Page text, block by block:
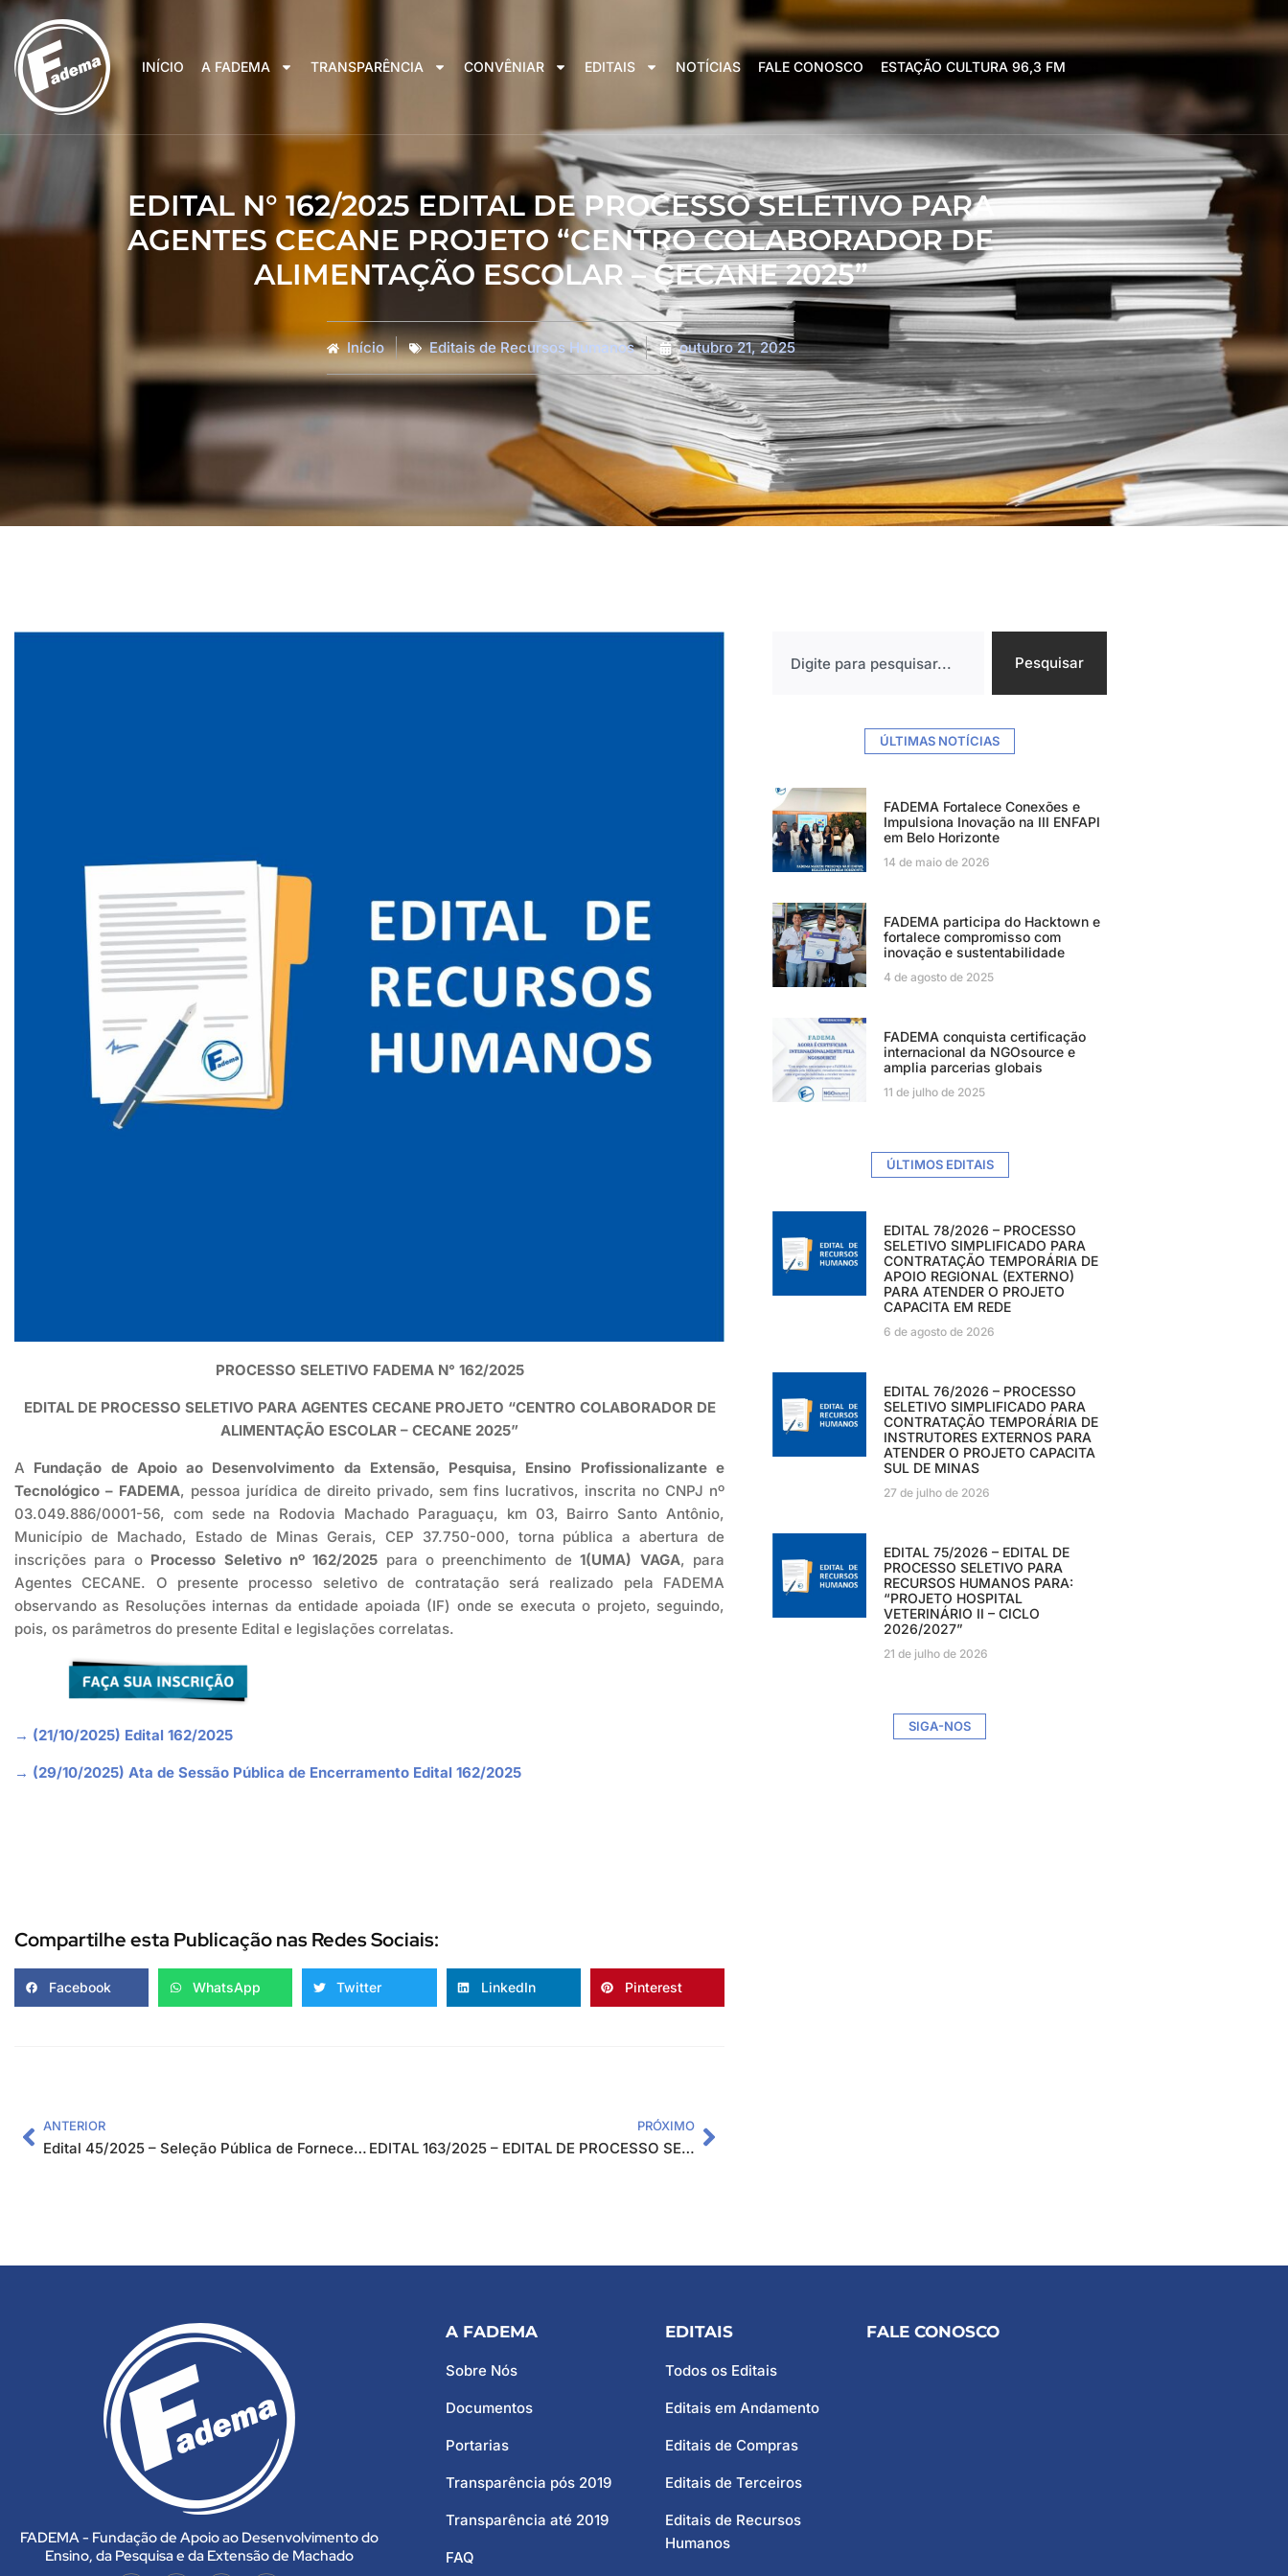
INÍCIO A FADEMA TRANSPARÊNCIA CONVÊNIAR EDITAIS NOTÍCIAS FALE CONOSCO ESTAÇÃO CULTURA 96,3 FM
EDITAL N° 162/2025 EDITAL DE PROCESSO SELETIVO PARA
AGENTES CECANE PROJETO “CENTRO COLABORADOR DE
ALIMENTAÇÃO ESCOLAR – CECANE 2025”
Início Editais de Recursos Humanos outubro 21, 2025
PROCESSO SELETIVO FADEMA N° 162/2025
EDITAL DE PROCESSO SELETIVO PARA AGENTES CECANE PROJETO “CENTRO COLABORADOR DE
ALIMENTAÇÃO ESCOLAR – CECANE 2025”
A Fundação de Apoio ao Desenvolvimento da Extensão, Pesquisa, Ensino Profissionalizante e
Tecnológico – FADEMA, pessoa jurídica de direito privado, sem fins lucrativos, inscrita no CNPJ nº
03.049.886/0001-56, com sede na Rodovia Machado Paraguaçu, km 03, Bairro Santo Antônio,
Município de Machado, Estado de Minas Gerais, CEP 37.750-000, torna pública a abertura de
inscrições para o Processo Seletivo nº 162/2025 para o preenchimento de1(UMA) VAGA, para
Agentes CECANE. O presente processo seletivo de contratação será realizado pela FADEMA
observando as Resoluções internas da entidade apoiada (IF) onde se executa o projeto, seguindo,
pois, os parâmetros do presente Edital e legislações correlatas.
→ (21/10/2025) Edital 162/2025
→ (29/10/2025) Ata de Sessão Pública de Encerramento Edital 162/2025
Compartilhe esta Publicação nas Redes Sociais:
Facebook WhatsApp Twitter LinkedIn Pinterest
ANTERIOR
Edital 45/2025 – Seleção Pública de Fornecedores
PRÓXIMO
EDITAL 163/2025 – EDITAL DE PROCESSO SELETIVO SIMPLIFICADO PARA CONTRATAÇÃO TEMPORÁRIA DE APOIO REGIONAL (EXTERNO) PARA ATENDER O PROJETO CAPACITA EM REDE
Pesquisar
ÚLTIMAS NOTÍCIAS
FADEMA Fortalece Conexões e
Impulsiona Inovação na III ENFAPI
em Belo Horizonte
14 de maio de 2026
FADEMA participa do Hacktown e
fortalece compromisso com
inovação e sustentabilidade
4 de agosto de 2025
FADEMA conquista certificação
internacional da NGOsource e
amplia parcerias globais
11 de julho de 2025
ÚLTIMOS EDITAIS
EDITAL 78/2026 – PROCESSO
SELETIVO SIMPLIFICADO PARA
CONTRATAÇÃO TEMPORÁRIA DE
APOIO REGIONAL (EXTERNO)
PARA ATENDER O PROJETO
CAPACITA EM REDE
6 de agosto de 2026
EDITAL 76/2026 – PROCESSO
SELETIVO SIMPLIFICADO PARA
CONTRATAÇÃO TEMPORÁRIA DE
INSTRUTORES EXTERNOS PARA
ATENDER O PROJETO CAPACITA
SUL DE MINAS
27 de julho de 2026
EDITAL 75/2026 – EDITAL DE
PROCESSO SELETIVO PARA
RECURSOS HUMANOS PARA:
“PROJETO HOSPITAL
VETERINÁRIO II – CICLO
2026/2027”
21 de julho de 2026
SIGA-NOS
FADEMA - Fundação de Apoio ao Desenvolvimento do
Ensino, da Pesquisa e da Extensão de Machado
A FADEMA
Sobre Nós
Documentos
Portarias
Transparência pós 2019
Transparência até 2019
FAQ
EDITAIS
Todos os Editais
Editais em Andamento
Editais de Compras
Editais de Terceiros
Editais de Recursos
Humanos
FALE CONOSCO